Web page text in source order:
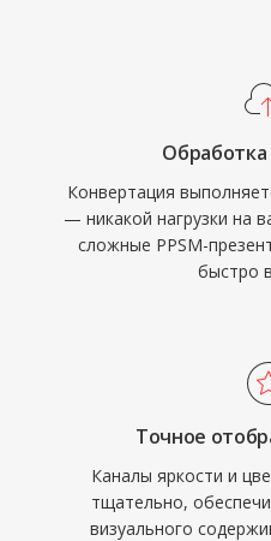
Обработка
Конвертация
— никакой нагрузки на
сложные PPSM-
быстро
Точное
Каналы яркости и
тщательно,
визуального